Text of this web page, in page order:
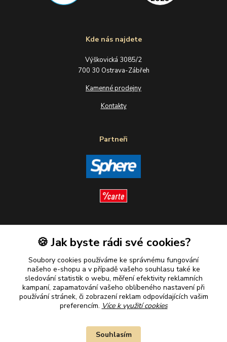
Kde nás najdete
Výškovická 3085/2
700 30 Ostrava-Zábřeh
Kamenné prodejny
Kontakty
Partneři
Plaťte u nás bezpečně
🍪 Jak byste rádi své cookies?
Soubory cookies používáme ke správnému fungování
našeho e-shopu a v případě vašeho souhlasu také ke
sledování statistik o webu, měření efektivity reklamních
kampaní, zapamatování vašeho oblíbeného nastavení při
používání stránek, či zobrazení reklam odpovídajících vašim
preferencím. Více k využití cookies
Souhlasím